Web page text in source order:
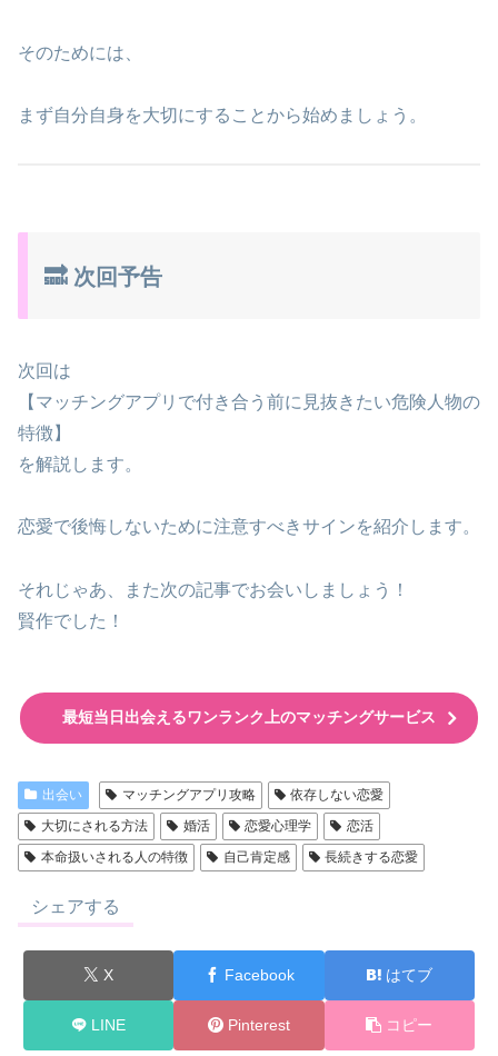
そのためには、
まず自分自身を大切にすることから始めましょう。
🔜 次回予告
次回は
【マッチングアプリで付き合う前に見抜きたい危険人物の
特徴】
を解説します。
恋愛で後悔しないために注意すべきサインを紹介します。
それじゃあ、また次の記事でお会いしましょう！
賢作でした！
最短当日出会えるワンランク上のマッチングサービス
出会い マッチングアプリ攻略
依存しない恋愛
大切にされる方法
婚活 恋愛心理学
恋活
本命扱いされる人の特徴
自己肯定感 長続きする恋愛
シェアする
X Facebook はてブ
LINE Pinterest コピー